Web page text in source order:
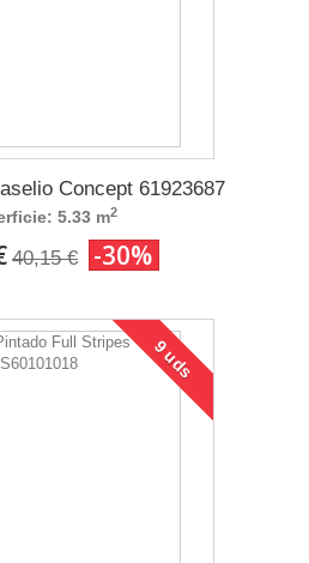
Concept 61923687
5.33 m2
40,15 € -30%
9 uds